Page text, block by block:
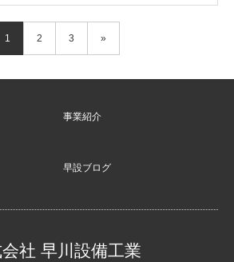
1 2 3 »
事業紹介
早設ブログ
社 早川設備工業